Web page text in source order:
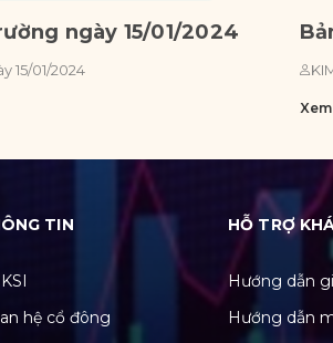
ngày 15/01/2024
15/01/2024
TIN
hệ cổ đông
HỖ TRỢ
Hướng dẫn
Hướng dẫn